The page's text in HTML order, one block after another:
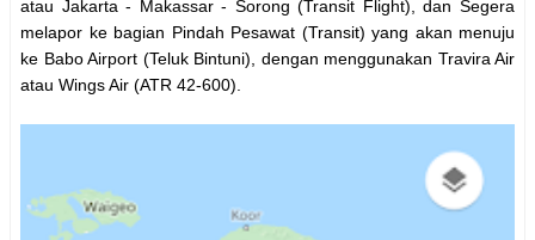
atau Jakarta - Makassar - Sorong (Transit Flight), dan Segera
melapor ke bagian Pindah Pesawat (Transit) yang akan menuju
ke Babo Airport (Teluk Bintuni), dengan menggunakan Travira Air
atau Wings Air (ATR 42-600).